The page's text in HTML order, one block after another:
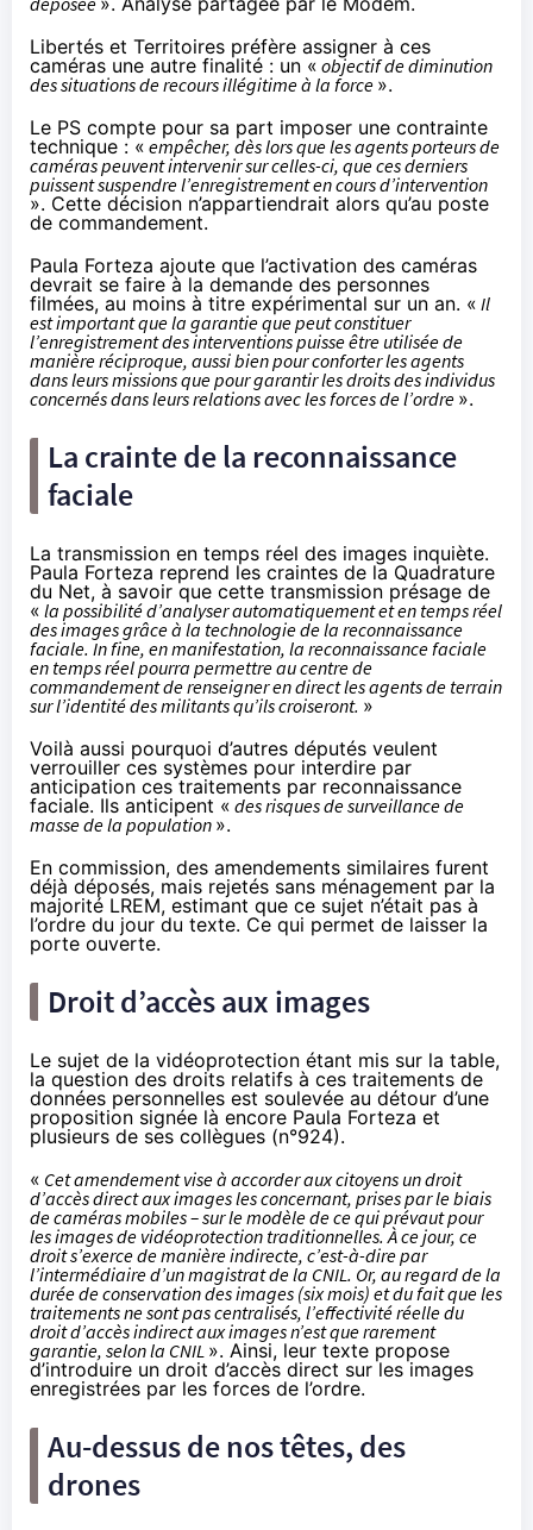
Libertés et Territoires préfère assigner à ces
caméras une autre finalité : un « objectif de diminution
des situations de recours illégitime à la force ».
Le PS compte pour sa part imposer une contrainte
technique : « empêcher, dès lors que les agents porteurs de
caméras peuvent intervenir sur celles-ci, que ces derniers
puissent suspendre l’enregistrement en cours d’intervention
». Cette décision n’appartiendrait alors qu’au poste
de commandement.
Paula Forteza ajoute que l’activation des caméras
devrait se faire à la demande des personnes
filmées, au moins à titre expérimental sur un an. « Il
est important que la garantie que peut constituer
l’enregistrement des interventions puisse être utilisée de
manière réciproque, aussi bien pour conforter les agents
dans leurs missions que pour garantir les droits des individus
concernés dans leurs relations avec les forces de l’ordre ».
La crainte de la reconnaissance
faciale
La transmission en temps réel des images inquiète.
Paula Forteza reprend les craintes de la Quadrature
du Net, à savoir que cette transmission présage de
« la possibilité d’analyser automatiquement et en temps réel
des images grâce à la technologie de la reconnaissance
faciale. In fine, en manifestation, la reconnaissance faciale
en temps réel pourra permettre au centre de
commandement de renseigner en direct les agents de terrain
sur l’identité des militants qu’ils croiseront. »
Voilà aussi pourquoi d’autres députés veulent
verrouiller ces systèmes pour interdire par
anticipation ces traitements par reconnaissance
faciale. Ils anticipent « des risques de surveillance de
masse de la population ».
En commission, des amendements similaires furent
déjà déposés, mais rejetés sans ménagement par la
majorité LREM, estimant que ce sujet n’était pas à
l’ordre du jour du texte. Ce qui permet de laisser la
porte ouverte.
Droit d’accès aux images
Le sujet de la vidéoprotection étant mis sur la table,
la question des droits relatifs à ces traitements de
données personnelles est soulevée au détour d’une
proposition signée là encore Paula Forteza et
plusieurs de ses collègues (n°924).
« Cet amendement vise à accorder aux citoyens un droit
d’accès direct aux images les concernant, prises par le biais
de caméras mobiles – sur le modèle de ce qui prévaut pour
les images de vidéoprotection traditionnelles. À ce jour, ce
droit s’exerce de manière indirecte, c’est-à-dire par
l’intermédiaire d’un magistrat de la CNIL. Or, au regard de la
durée de conservation des images (six mois) et du fait que les
traitements ne sont pas centralisés, l’effectivité réelle du
droit d’accès indirect aux images n’est que rarement
garantie, selon la CNIL ». Ainsi, leur texte propose
d’introduire un droit d’accès direct sur les images
enregistrées par les forces de l’ordre.
Au-dessus de nos têtes, des
drones